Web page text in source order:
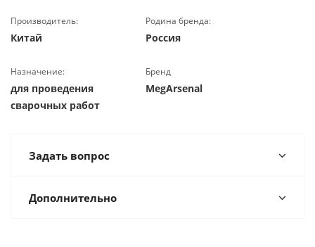
Производитель:
Китай
Родина бренда:
Россия
Назначение:
для проведения
сварочных работ
Бренд
MegArsenal
Задать вопрос
Дополнительно